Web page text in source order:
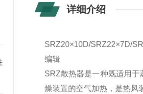
详细介绍
SRZ20×10D/SRZ22×7D/
编辑
SRZ散热器是一种既适用
燥装置的空气加热，是热风